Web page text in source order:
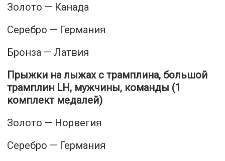
Золото — Канада
Серебро — Германия
Бронза — Латвия
Прыжки на лыжах с трамплина, большой
трамплин LH, мужчины, команды (1
комплект медалей)
Золото — Норвегия
Серебро — Германия